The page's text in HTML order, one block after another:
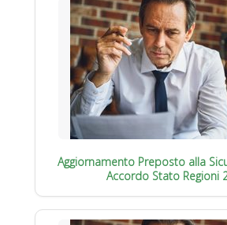
Aggiornamento Preposto alla
Accordo Stato Regioni